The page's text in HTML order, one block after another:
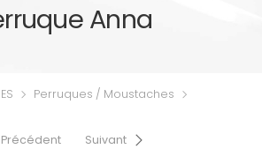
Anna
Perruques / Moustaches
Précédent
Suivant